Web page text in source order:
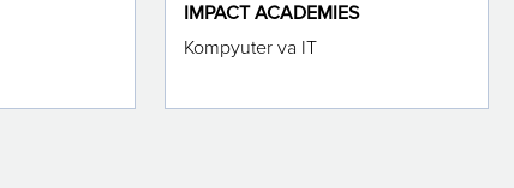
IMPACT ACADEMIES
Kompyuter va IT